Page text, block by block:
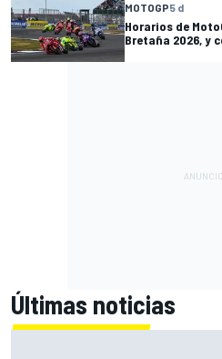
MOTOGP5 d
Horarios de
Bretaña 2026, y
Últimas noticias